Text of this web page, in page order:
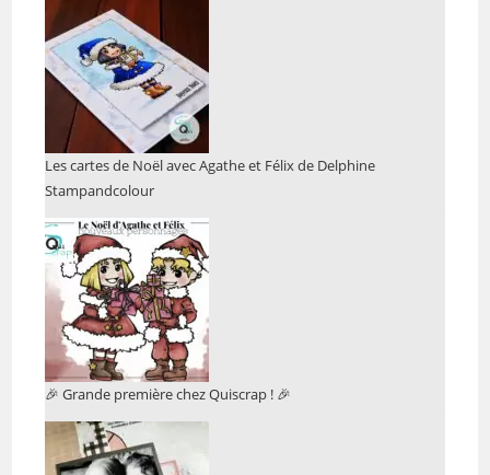
Les cartes de Noël avec Agathe et Félix de Delphine
Stampandcolour
🎉 Grande première chez Quiscrap ! 🎉